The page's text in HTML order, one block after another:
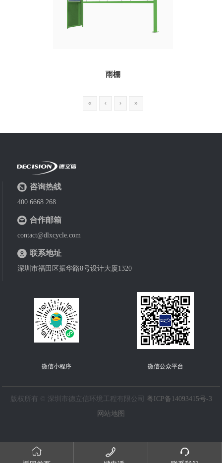
雨棚
« ‹ › »
咨询热线
400 6668 268
合作邮箱
contact@dlxcycle.com
联系地址
深圳市福田区振华路8号设计大厦1320
微信公众平台
微信小程序
版权所有 © 深圳市德立信环境工程有限公司
粤ICP备14093415号-3
网站地图
  